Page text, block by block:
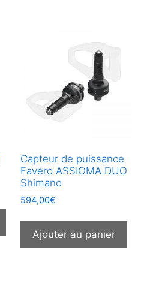
Capteur de puissance
Favero ASSIOMA DUO
Shimano
594,00€
Ajouter au panier